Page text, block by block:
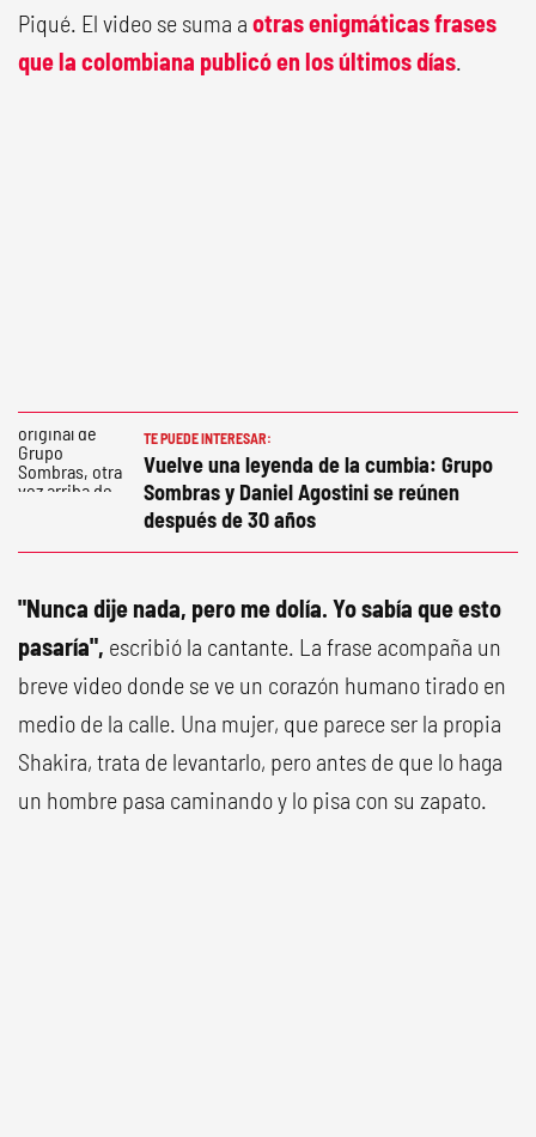
Piqué. El video se suma a otras enigmáticas frases
que la colombiana publicó en los últimos días.
TE PUEDE INTERESAR:
Vuelve una leyenda de la cumbia: Grupo
Sombras y Daniel Agostini se reúnen
después de 30 años
"Nunca dije nada, pero me dolía. Yo sabía que esto
pasaría", escribió la cantante. La frase acompaña un
breve video donde se ve un corazón humano tirado en
medio de la calle. Una mujer, que parece ser la propia
Shakira, trata de levantarlo, pero antes de que lo haga
un hombre pasa caminando y lo pisa con su zapato.